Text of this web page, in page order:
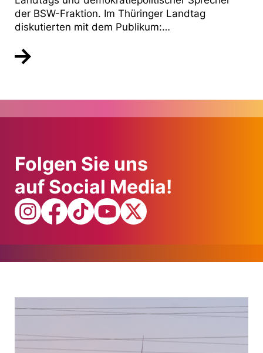
der BSW-Fraktion. Im Thüringer Landtag
diskutierten mit dem Publikum:…
Folgen Sie uns
auf Social Media!